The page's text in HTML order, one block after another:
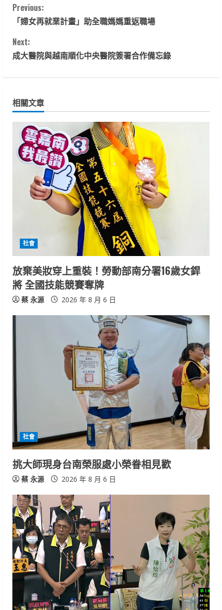
C
n
i
n
e
i
n
g
Previous:
「婦女再就業計畫」助全職媽媽重返職場
Next:
成大醫院與越南順化中央醫院簽署合作備忘錄
相關文章
社會
放棄美妝穿上重裝！勞動部南分署16歲女銲
將 全國技能競賽奪牌
蔡 永源 2026 年 8 月 6 日
社會
挑大師現身台南榮服處小榮眷相見歡
蔡 永源 2026 年 8 月 6 日